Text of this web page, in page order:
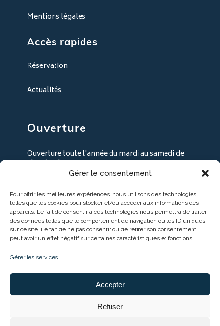
Gérer le consentement
Pour offrir les meilleures expériences, nous utilisons des technologies
telles que les cookies pour stocker et/ou accéder aux informations des
appareils. Le fait de consentir à ces technologies nous permettra de traiter
des données telles que le comportement de navigation ou les ID uniques
sur ce site. Le fait de ne pas consentir ou de retirer son consentement
peut avoir un effet négatif sur certaines caractéristiques et fonctions.
Gérer les services
Accepter
Refuser
Mentions légales
Accès rapides
Réservation
Actualités
Ouverture
Ouverture toute l'année du mardi au samedi de
9h30 à 18h30
Entreprise soutenue par :